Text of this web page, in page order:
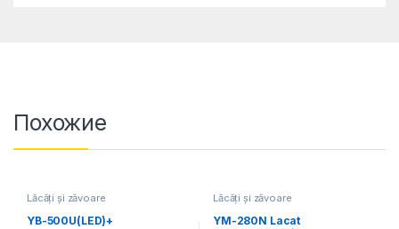
Похожие
Lăcăți și zăvoare
electromecanice
YB-500U(LED)+
Lăcăți și zăvoare
electromecanice
YM-280N Lacat